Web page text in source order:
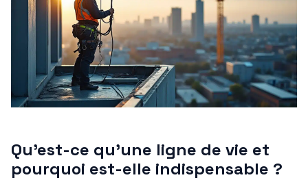
Qu’est-ce qu’une ligne de vie et
pourquoi est-elle indispensable ?